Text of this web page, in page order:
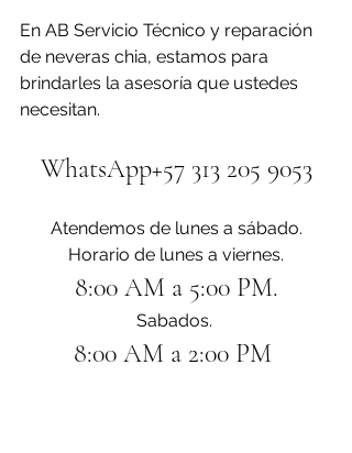
En AB Servicio Técnico y reparación
de neveras chia, estamos para
brindarles la asesoría que ustedes
necesitan.
WhatsApp+57 313 205 9053
Atendemos de lunes a sábado.
Horario de lunes a viernes.
8:00 AM a 5:00 PM.
Sabados.
8:00 AM a 2:00 PM